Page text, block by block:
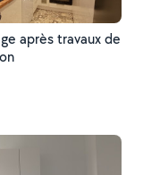
après travaux de